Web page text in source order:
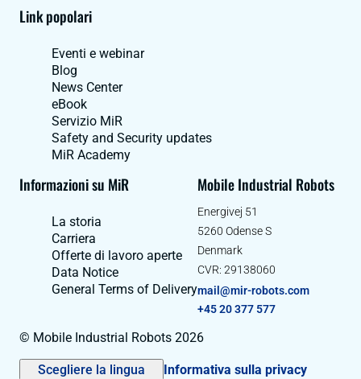
Link popolari
Eventi e webinar
Blog
News Center
eBook
Servizio MiR
Safety and Security updates
MiR Academy
Informazioni su MiR
La storia
Carriera
Offerte di lavoro aperte
Data Notice
General Terms of Delivery
Mobile Industrial Robots
Energivej 51
5260 Odense S
Denmark
CVR: 29138060
mail@mir-robots.com
+45 20 377 577
© Mobile Industrial Robots 2026
Scegliere la lingua Informativa sulla privacy